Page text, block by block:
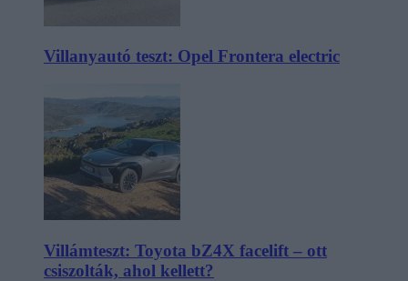
Villanyautó teszt: Opel Frontera electric
Villámteszt: Toyota bZ4X facelift – ott
csiszolták, ahol kellett?